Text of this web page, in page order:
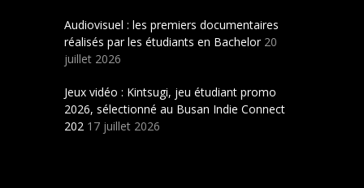
Audiovisuel : les premiers documentaires
réalisés par les étudiants en Bachelor 20
juillet 2026
Jeux vidéo : Kintsugi, jeu étudiant promo
2026, sélectionné au Busan Indie Connect
202 17 juillet 2026